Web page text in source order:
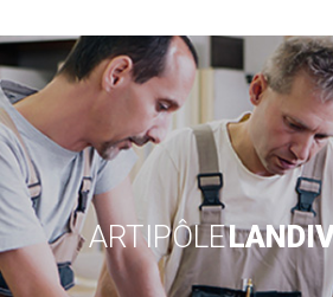
ARTIPÔLE